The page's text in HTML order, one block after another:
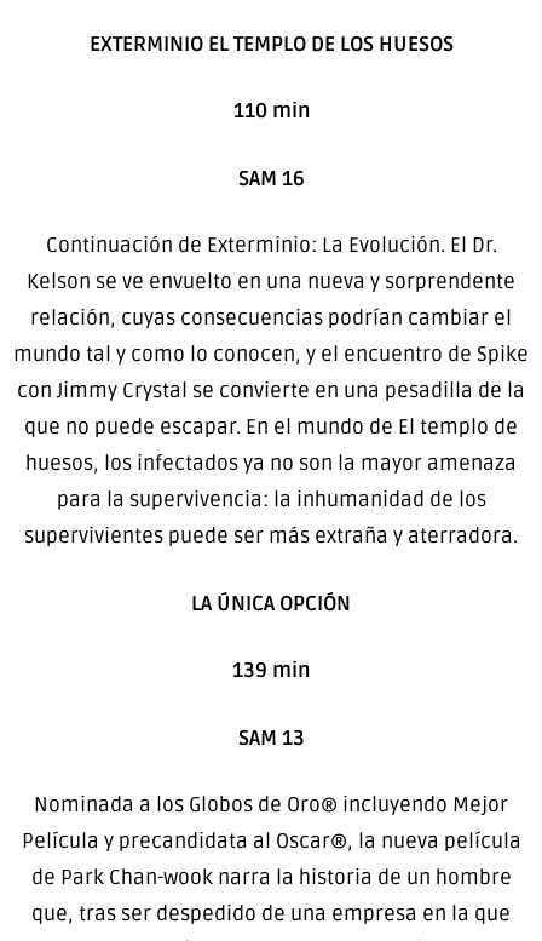
EXTERMINIO EL TEMPLO DE LOS HUESOS
110 min
SAM 16
Continuación de Exterminio: La Evolución. El Dr.
Kelson se ve envuelto en una nueva y sorprendente
relación, cuyas consecuencias podrían cambiar el
mundo tal y como lo conocen, y el encuentro de Spike
con Jimmy Crystal se convierte en una pesadilla de la
que no puede escapar. En el mundo de El templo de
huesos, los infectados ya no son la mayor amenaza
para la supervivencia: la inhumanidad de los
supervivientes puede ser más extraña y aterradora.
LA ÚNICA OPCIÓN
139 min
SAM 13
Nominada a los Globos de Oro® incluyendo Mejor
Película y precandidata al Oscar®, la nueva película
de Park Chan-wook narra la historia de un hombre
que, tras ser despedido de una empresa en la que